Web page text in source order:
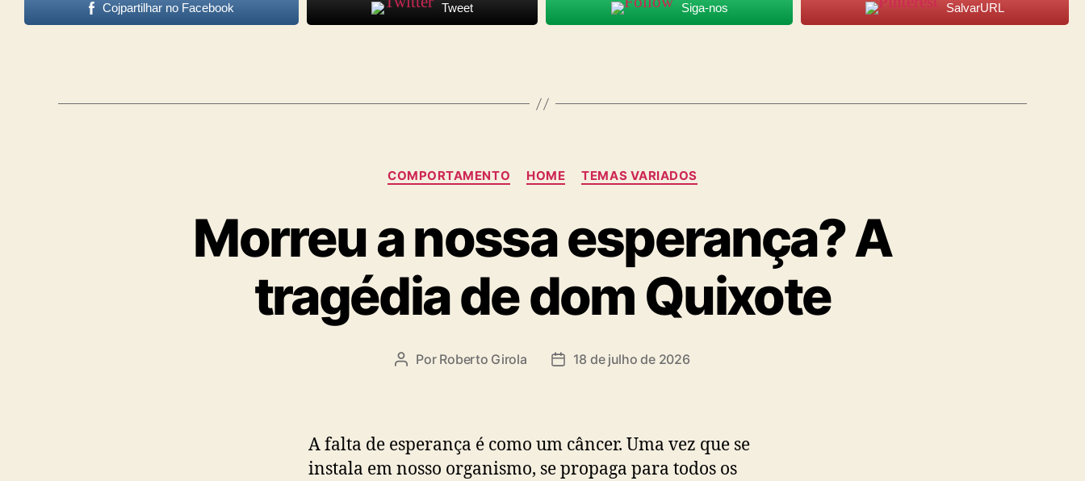
Cojpartilhar no Facebook Tweet Siga-nos SalvarURL
Categorias
COMPORTAMENTO HOME TEMAS VARIADOS
Morreu a nossa esperança? A
tragédia de dom Quixote
Autor
Por Roberto Girola
Data18 de julho de 2026
A falta de esperança é como um câncer. Uma vez que se
instala em nosso organismo, se propaga para todos os